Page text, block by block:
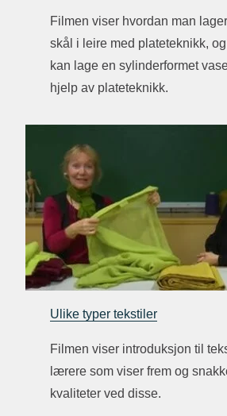
Filmen viser hvordan man
skål i leire med plateteknikk,
kan lage en sylinderformet
hjelp av plateteknikk.
Ulike typer tekstiler
Filmen viser introduksjon til
lærere som viser frem og
kvaliteter ved disse.